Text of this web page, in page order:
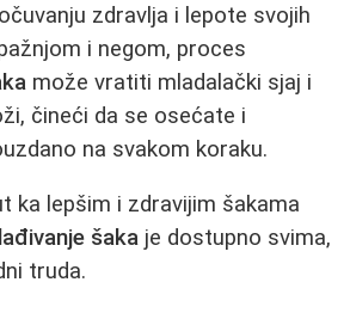
zdravlja i lepote svojih
i negom, proces
može vratiti mladalački sjaj i
čineći da se osećate i
na svakom koraku.
ka lepšim i zdravijim šakama
šaka je dostupno svima,
truda.